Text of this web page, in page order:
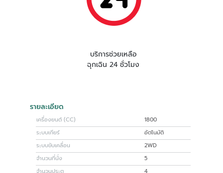
บริการช่วยเหลือ
ฉุกเฉิน 24 ชั่วโมง
รายละเอียด
เครื่องยนต์ (CC)
1800
ระบบเกียร์
อัตโนมัติ
ระบบขับเคลื่อน
2WD
จำนวนที่นั่ง
5
จำนวนประตู
4